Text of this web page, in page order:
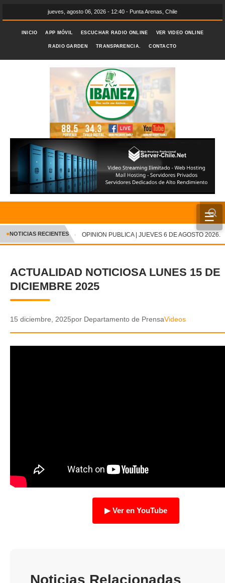
jueves, agosto 06, 2026 - 12:40 - Punta Arenas, Chile
INICIO APP MÓVIL ESCUCHAR RADIO ONLINE VER VIDEO ONLINE
RADIO GARDEN TRANSPARENCIA. CONTACTO
☰
INICIO
CRÓNICA
DEPORTES
POLICIAL
✕
●NOTICIAS RECIENTES OPINION PUBLICA | JUEVES 6 DE AGOSTO 2026.
ACTUALIDAD NOTICIOSA LUNES 15 DE
DICIEMBRE 2025
15 diciembre, 2025por Departamento de PrensaVideos
Ver en YouTube
Noticias Relacionadas